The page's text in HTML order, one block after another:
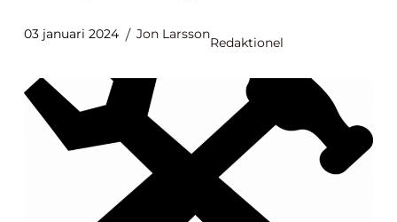
03 januari 2024 Jon Larsson
Redaktionel